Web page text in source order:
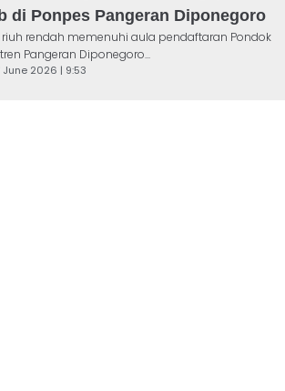
di Ponpes Pangeran Diponegoro
riuh rendah memenuhi aula pendaftaran Pondok
Pangeran Diponegoro...
June 2026 | 9:53